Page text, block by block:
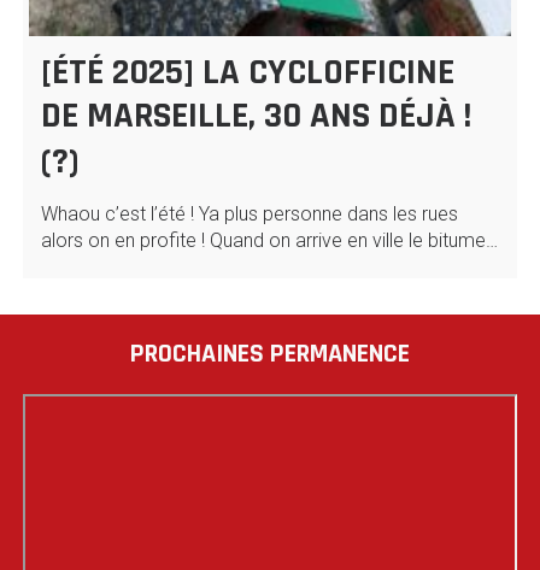
[ÉTÉ 2025] LA CYCLOFFICINE
DE MARSEILLE, 30 ANS DÉJÀ !
(?)
Whaou c’est l’été ! Ya plus personne dans les rues
alors on en profite ! Quand on arrive en ville le bitume…
PROCHAINES PERMANENCE